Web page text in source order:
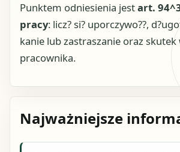
Punktem odniesienia jestart.
pracy: licz? si? uporczywo??,
kanie lub zastraszanie oraz skutek
pracownika.
Najważniejsze